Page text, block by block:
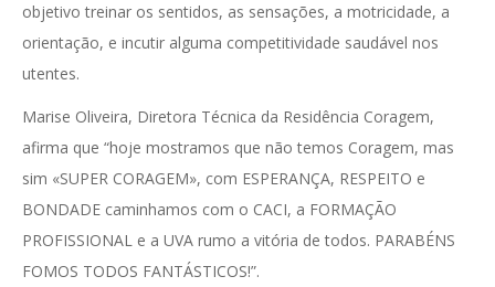
objetivo treinar os sentidos, as sensações, a motricidade, a
orientação, e incutir alguma competitividade saudável nos
utentes.
Marise Oliveira, Diretora Técnica da Residência Coragem,
afirma que “hoje mostramos que não temos Coragem, mas
sim «SUPER CORAGEM», com ESPERANÇA, RESPEITO e
BONDADE caminhamos com o CACI, a FORMAÇÃO
PROFISSIONAL e a UVA rumo a vitória de todos. PARABÉNS
FOMOS TODOS FANTÁSTICOS!”.